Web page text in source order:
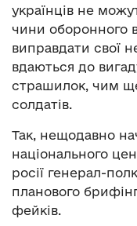
українців не
чини оборонного
виправдати свої
вдаються до
страшилок, чим
солдатів.
Так, нещодавно
національного
росії генерал-
планового
фейків.